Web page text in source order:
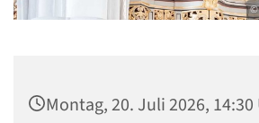
©
Montag, 20. Juli 2026, 14:30